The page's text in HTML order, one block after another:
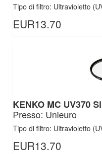
Tipo di filtro: Ultravioletto
EUR13.70
KENKO MC UV370
Presso: Unieuro
Tipo di filtro: Ultravioletto
EUR13.70